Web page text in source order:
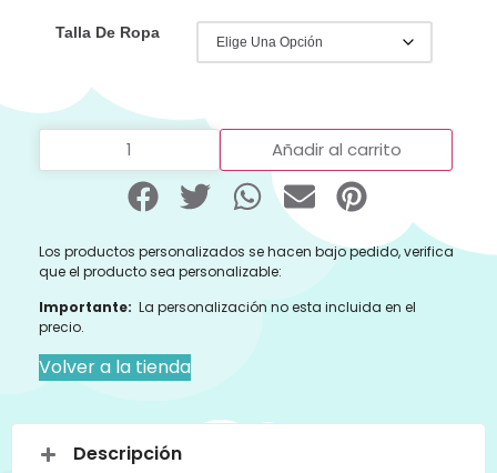
Talla De Ropa
Añadir al carrito
Los productos personalizados se hacen bajo pedido, verifica
que el producto sea personalizable:
Importante: La personalización no esta incluida en el
precio.
Volver a la tienda
Descripción